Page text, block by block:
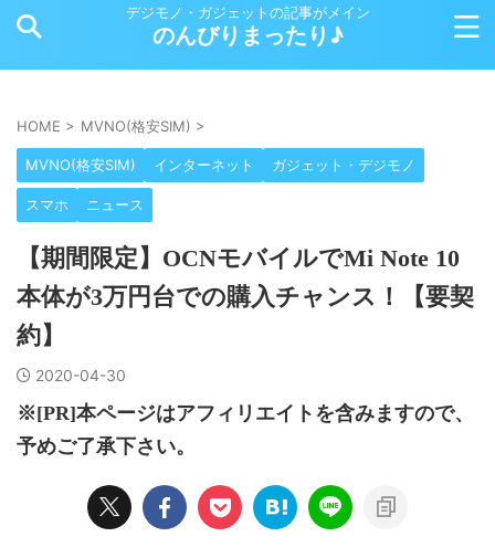
デジモノ・ガジェットの記事がメイン
のんびりまったり♪
HOME > MVNO(格安SIM) >
MVNO(格安SIM) インターネット ガジェット・デジモノ
スマホ ニュース
【期間限定】OCNモバイルでMi Note 10
本体が3万円台での購入チャンス！【要契
約】
2020-04-30
※[PR]本ページはアフィリエイトを含みますので、
予めご了承下さい。